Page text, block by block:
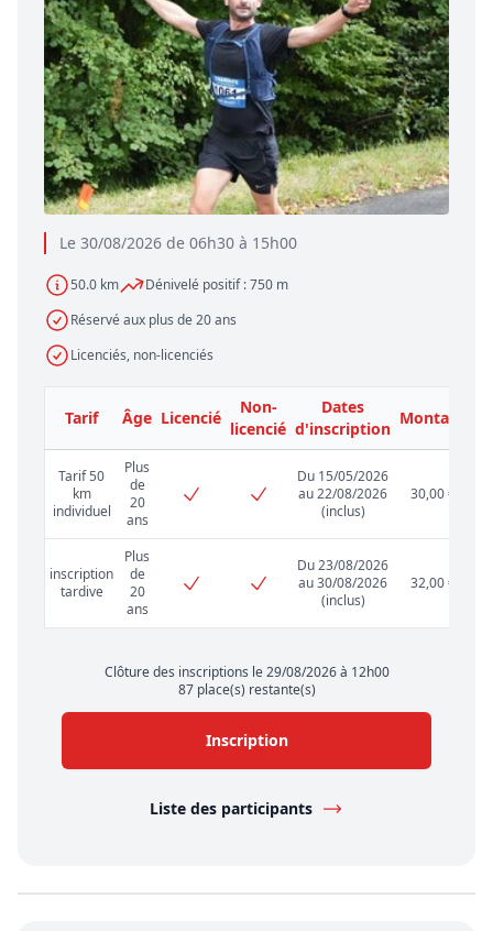
Le 30/08/2026 de 06h30 à 15h00
50.0 km
Dénivelé positif : 750 m
Réservé aux plus de 20 ans
Licenciés, non-licenciés
Tarif Âge Licencié
Non-
licencié
Dates
d'inscription
Montant
Tarif 50
km
individuel
Plus
de
20
ans
Du 15/05/2026
au 22/08/2026
(inclus)
30,00 €
inscription
tardive
Plus
de
20
ans
Du 23/08/2026
au 30/08/2026
(inclus)
32,00 €
Clôture des inscriptions le 29/08/2026 à 12h00
87 place(s) restante(s)
Inscription
Liste des participants